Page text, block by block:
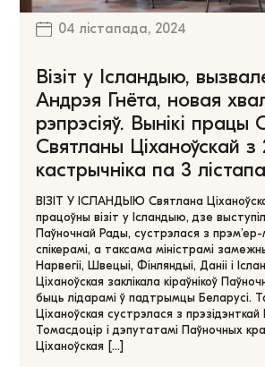
04 лістапада, 2024
Візіт у Ісландыю,
Андрэя Гнёта, новая
рэпрэсіяў. Вынікі працы
Святланы Ціханоўскай з
кастрычніка па 3
ВІЗІТ У ІСЛАНДЫЮ Святлана
працоўны візіт у Ісландыю, дзе
Паўночнай Рады, сустрэлася з прэм’ер-
спікерамі, а таксама міністрамі
Нарвегіі, Швецыі, Фінляндыі, Даніі і
Ціханоўская заклікала кіраўнікоў
быць лідарамі ў падтрымцы Беларусі.
Ціханоўская сустрэлася з прэзідэнткай
Томасдоцір і дэпутатамі Паўночных
Ціханоўская […]